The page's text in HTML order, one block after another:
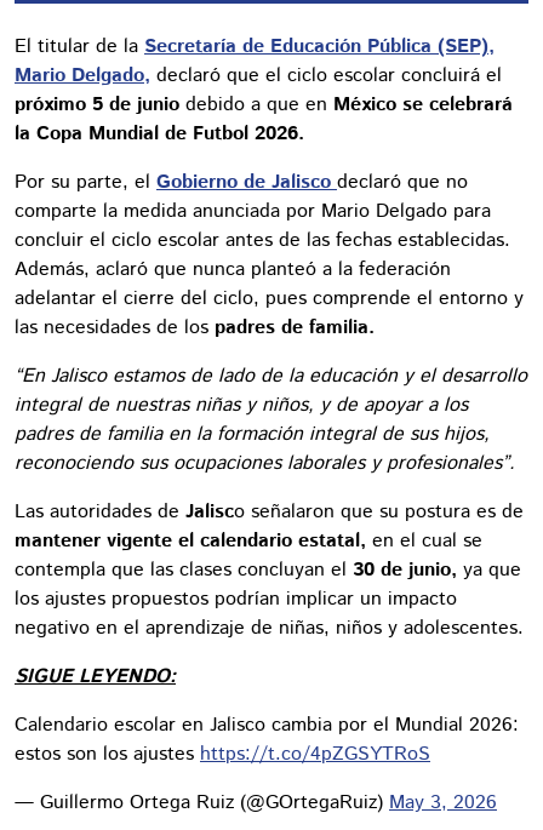
El titular de la Secretaría de Educación Pública (SEP),
Mario Delgado, declaró que el ciclo escolar concluirá el
próximo 5 de junio debido a que en México se celebrará
la Copa Mundial de Futbol 2026.
Por su parte, el Gobierno de Jalisco declaró que no
comparte la medida anunciada por Mario Delgado para
concluir el ciclo escolar antes de las fechas establecidas.
Además, aclaró que nunca planteó a la federación
adelantar el cierre del ciclo, pues comprende el entorno y
las necesidades de los padres de familia.
“En Jalisco estamos de lado de la educación y el desarrollo
integral de nuestras niñas y niños, y de apoyar a los
padres de familia en la formación integral de sus hijos,
reconociendo sus ocupaciones laborales y profesionales”.
Las autoridades de Jalisco señalaron que su postura es de
mantener vigente el calendario estatal, en el cual se
contempla que las clases concluyan el 30 de junio, ya que
los ajustes propuestos podrían implicar un impacto
negativo en el aprendizaje de niñas, niños y adolescentes.
SIGUE LEYENDO:
Calendario escolar en Jalisco cambia por el Mundial 2026:
estos son los ajustes https://t.co/4pZGSYTRoS
— Guillermo Ortega Ruiz (@GOrtegaRuiz) May 3, 2026